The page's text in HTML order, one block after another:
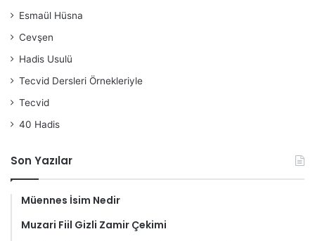
Esmaül Hüsna
Cevşen
Hadis Usulü
Tecvid Dersleri Örnekleriyle
Tecvid
40 Hadis
Son Yazılar
Müennes İsim Nedir
Muzari Fiil Gizli Zamir Çekimi